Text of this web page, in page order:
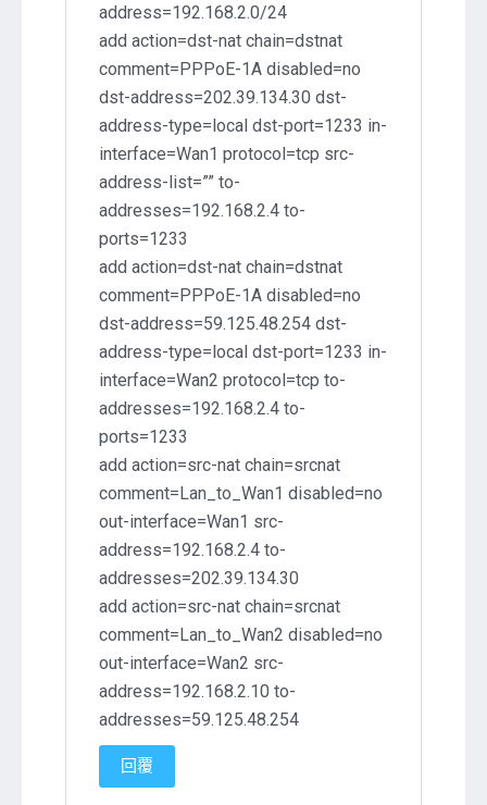
address=192.168.2.0/24
add action=dst-nat chain=dstnat
comment=PPPoE-1A disabled=no
dst-address=202.39.134.30 dst-
address-type=local dst-port=1233 in-
interface=Wan1 protocol=tcp src-
address-list=”” to-
addresses=192.168.2.4 to-
ports=1233
add action=dst-nat chain=dstnat
comment=PPPoE-1A disabled=no
dst-address=59.125.48.254 dst-
address-type=local dst-port=1233 in-
interface=Wan2 protocol=tcp to-
addresses=192.168.2.4 to-
ports=1233
add action=src-nat chain=srcnat
comment=Lan_to_Wan1 disabled=no
out-interface=Wan1 src-
address=192.168.2.4 to-
addresses=202.39.134.30
add action=src-nat chain=srcnat
comment=Lan_to_Wan2 disabled=no
out-interface=Wan2 src-
address=192.168.2.10 to-
addresses=59.125.48.254
回覆